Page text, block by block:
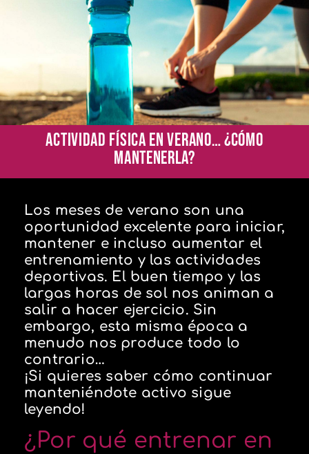
ACTIVIDAD FÍSICA EN VERANO… ¿Cómo
mantenerla?
Los meses de verano son una
oportunidad excelente para iniciar,
mantener e incluso aumentar el
entrenamiento y las actividades
deportivas. El buen tiempo y las
largas horas de sol nos animan a
salir a hacer ejercicio. Sin
embargo, esta misma época a
menudo nos produce todo lo
contrario…
¡Si quieres saber cómo continuar
manteniéndote activo sigue
leyendo!
¿Por qué entrenar en